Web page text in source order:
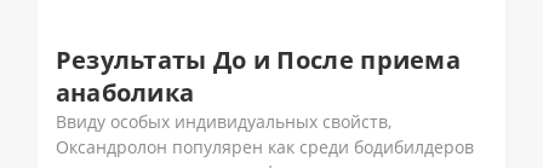
Результаты До и После приема
анаболика
Ввиду особых индивидуальных свойств,
Оксандролон популярен как среди бодибилдеров